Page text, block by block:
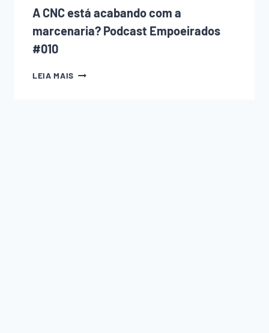
A CNC está acabando com a
marcenaria? Podcast Empoeirados
#010
LEIA MAIS A